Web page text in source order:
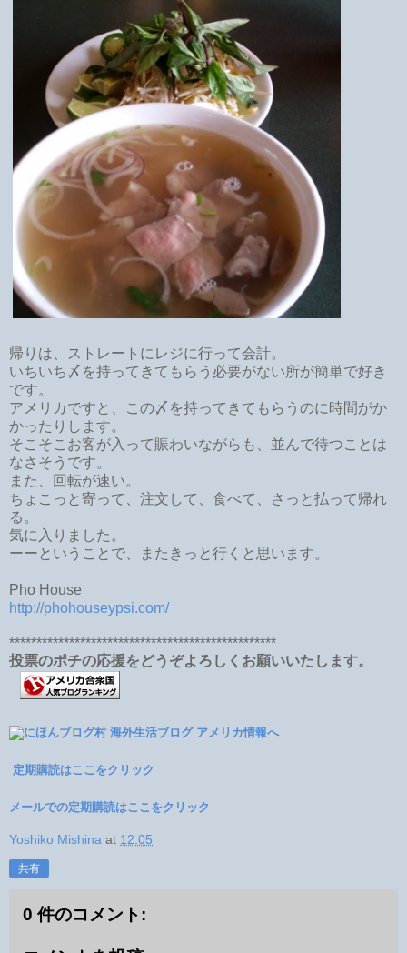
帰りは、ストレートにレジに行って会計。
いちいち〆を持ってきてもらう必要がない所が簡単で好き
です。
アメリカですと、この〆を持ってきてもらうのに時間がか
かったりします。
そこそこお客が入って賑わいながらも、並んで待つことは
なさそうです。
また、回転が速い。
ちょこっと寄って、注文して、食べて、さっと払って帰れ
る。
気に入りました。
ーーということで、またきっと行くと思います。
Pho House
http://phohouseypsi.com/
*************************************************
投票のポチの応援をどうぞよろしくお願いいたします。
定期購読はここをクリック
メールでの定期購読はここをクリック
Yoshiko Mishina at 12:05
共有
0 件のコメント: